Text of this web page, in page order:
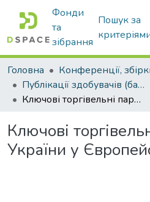
Фонди
та
зібрання
Пошук за
Головна
Публікації здобувачів (бакалаврів. магістрів, аспірантів)
Ключові торгівельні партнери України у Європейському Союзі
Ключові
України у